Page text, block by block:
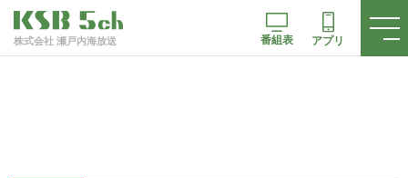
株式会社 瀬戸内海放送 番組表 アプリ